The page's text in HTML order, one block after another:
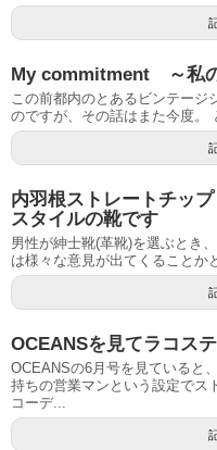
My commitment ～私
この前都内のとあるビンテージ
のですが、その話はまた今度。
内羽根ストレートチッ
スタイルの靴です
男性が紳士靴(革靴)を選ぶとき
は様々な意見が出てくることか
OCEANSを見てラコス
OCEANSの6月号を見ていると
持ちの営業マンという設定でス
コーデ...